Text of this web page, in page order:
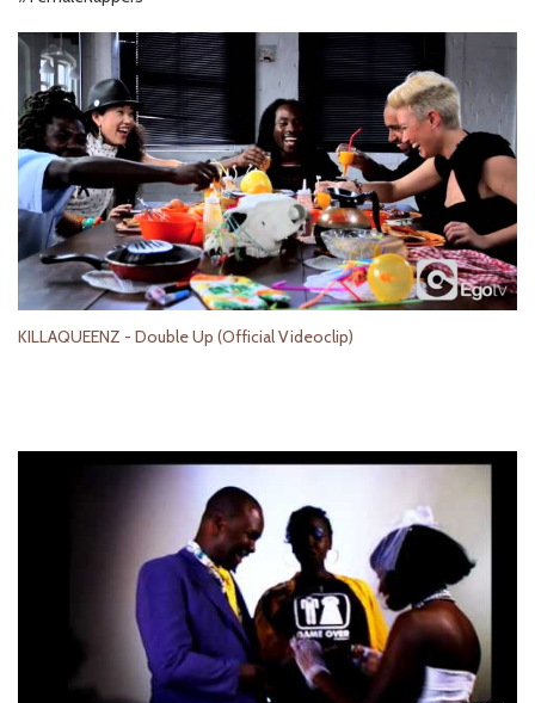
KILLAQUEENZ - Double Up (Official Videoclip)